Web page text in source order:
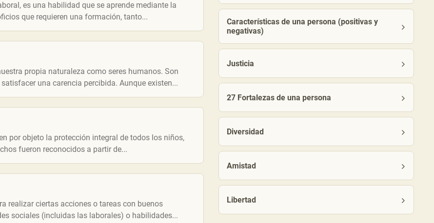
es una habilidad que se aprende mediante la
que requieren una formación, tanto...
propia naturaleza como seres humanos. Son
una carencia percibida. Aunque existen...
por objeto la protección integral de todos los niños,
fueron reconocidos a partir de...
realizar ciertas acciones o tareas con buenos
sociales (incluidas las laborales) o habilidades...
Características de una persona (positivas y
negativas)
Justicia
27 Fortalezas de una persona
Diversidad
Amistad
Libertad